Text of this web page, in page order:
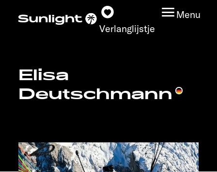
Verlanglijstje
Menu
Modeloverzicht
Vind jouw dealer
Elisa
Deutschmann